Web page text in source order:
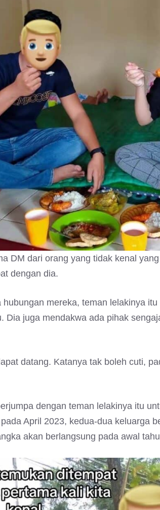
DM dari orang yang tidak kenal
dengan dia.
mereka, teman lelakinya
Dia juga mendakwa ada pihak
datang. Katanya tak boleh cuti,
dengan teman lelakinya itu
April 2023, kedua-dua keluarga
akan berlangsung pada awal